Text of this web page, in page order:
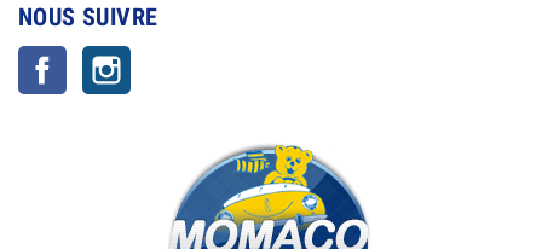
NOUS SUIVRE
Facebook